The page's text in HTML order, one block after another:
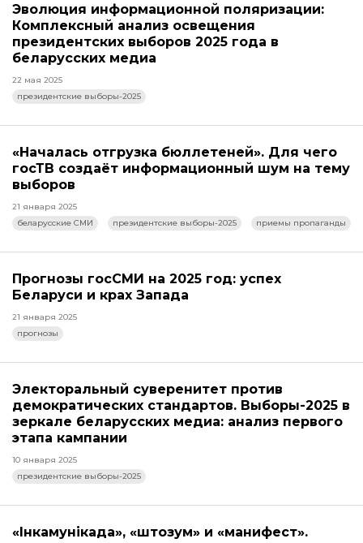
Эволюция информационной поляризации:
Комплексный анализ освещения
президентских выборов 2025 года в
беларусских медиа
22 мая 2025
президентские выборы-2025
«Началась отгрузка бюллетеней». Для чего
госТВ создаёт информационный шум на тему
выборов
21 января 2025
беларусские СМИ
президентские выборы-2025 приемы пропаганды
Прогнозы госСМИ на 2025 год: успех
Беларуси и крах Запада
21 января 2025
прогнозы
Электоральный суверенитет против
демократических стандартов. Выборы-2025 в
зеркале беларусских медиа: анализ первого
этапа кампании
10 января 2025
президентские выборы-2025
«Інкамунікада», «штозум» и «манифест».